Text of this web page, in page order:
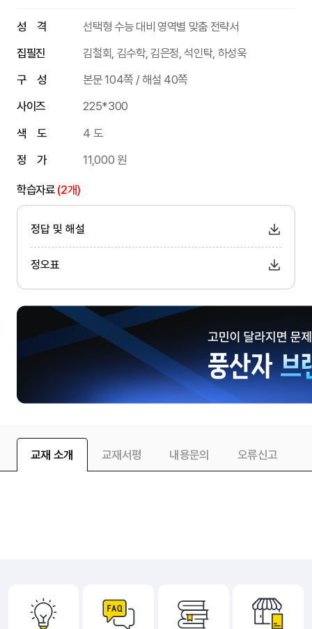
성 격
선택형 수능 대비 영역별 맞춤 전략서
집필진
김철회, 김수학, 김은정, 석인탁, 하성욱
구 성
본문 104쪽 / 해설 40쪽
사이즈
225*300
색 도
4 도
정 가
11,000 원
학습자료 (2개)
정답 및 해설
정오표
교재 소개 교재서평 내용문의 오류신고